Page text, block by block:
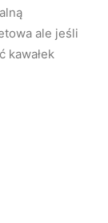
ale jeśli
kawałek